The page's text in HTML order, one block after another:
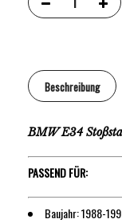
Beschreibung
BMW E34
PASSEND FÜR:
Baujahr: 1988-